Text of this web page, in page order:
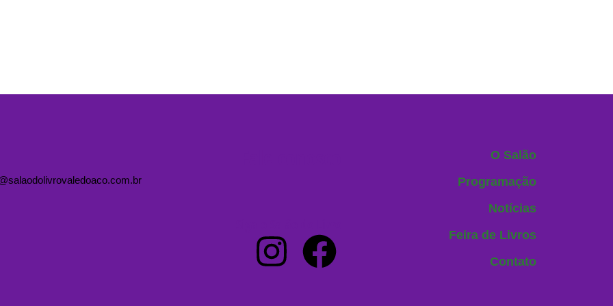
O Salão
Programação
Notícias
Feira de Livros
Contato